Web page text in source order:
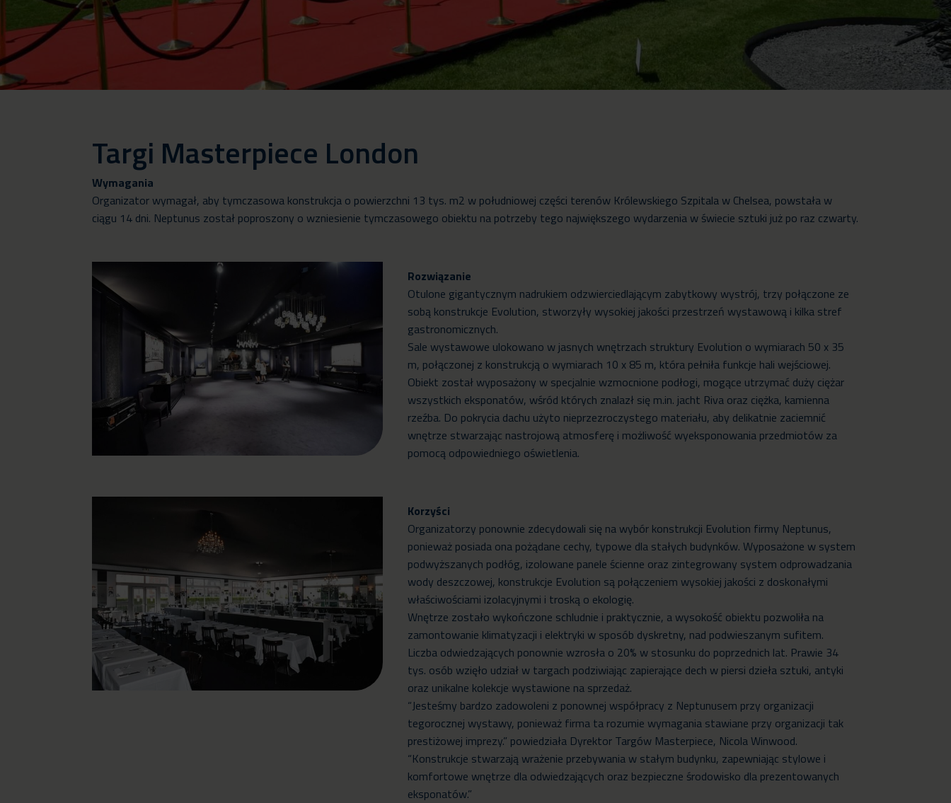
Targi Masterpiece London
Wymagania
Organizator wymagał, aby tymczasowa konstrukcja o powierzchni 13 tys. m2 w południowej części terenów Królewskiego Szpitala w Chelsea, powstała w
ciągu 14 dni. Neptunus został poproszony o wzniesienie tymczasowego obiektu na potrzeby tego największego wydarzenia w świecie sztuki już po raz czwarty.
Rozwiązanie
Otulone gigantycznym nadrukiem odzwierciedlającym zabytkowy wystrój, trzy połączone ze
sobą konstrukcje Evolution, stworzyły wysokiej jakości przestrzeń wystawową i kilka stref
gastronomicznych.
Sale wystawowe ulokowano w jasnych wnętrzach struktury Evolution o wymiarach 50 x 35
m, połączonej z konstrukcją o wymiarach 10 x 85 m, która pełniła funkcje hali wejściowej.
Obiekt został wyposażony w specjalnie wzmocnione podłogi, mogące utrzymać duży ciężar
wszystkich eksponatów, wśród których znalazł się m.in. jacht Riva oraz ciężka, kamienna
rzeźba. Do pokrycia dachu użyto nieprzezroczystego materiału, aby delikatnie zaciemnić
wnętrze stwarzając nastrojową atmosferę i możliwość wyeksponowania przedmiotów za
pomocą odpowiedniego oświetlenia.
Korzyści
Organizatorzy ponownie zdecydowali się na wybór konstrukcji Evolution firmy Neptunus,
ponieważ posiada ona pożądane cechy, typowe dla stałych budynków. Wyposażone w system
podwyższanych podłóg, izolowane panele ścienne oraz zintegrowany system odprowadzania
wody deszczowej, konstrukcje Evolution są połączeniem wysokiej jakości z doskonałymi
właściwościami izolacyjnymi i troską o ekologię.
Wnętrze zostało wykończone schludnie i praktycznie, a wysokość obiektu pozwoliła na
zamontowanie klimatyzacji i elektryki w sposób dyskretny, nad podwieszanym sufitem.
Liczba odwiedzających ponownie wzrosła o 20% w stosunku do poprzednich lat. Prawie 34
tys. osób wzięło udział w targach podziwiając zapierające dech w piersi dzieła sztuki, antyki
oraz unikalne kolekcje wystawione na sprzedaż.
“Jesteśmy bardzo zadowoleni z ponownej współpracy z Neptunusem przy organizacji
tegorocznej wystawy, ponieważ firma ta rozumie wymagania stawiane przy organizacji tak
prestiżowej imprezy.” powiedziała Dyrektor Targów Masterpiece, Nicola Winwood.
“Konstrukcje stwarzają wrażenie przebywania w stałym budynku, zapewniając stylowe i
komfortowe wnętrze dla odwiedzających oraz bezpieczne środowisko dla prezentowanych
eksponatów.”